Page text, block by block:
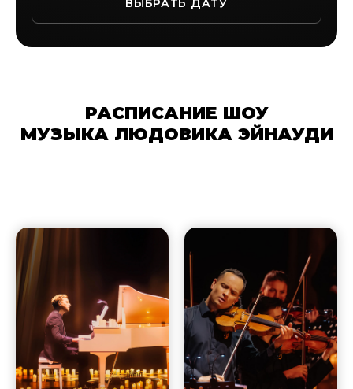
РАСПИСАНИЕ ШОУ
МУЗЫКА ЛЮДОВИКА ЭЙНАУДИ